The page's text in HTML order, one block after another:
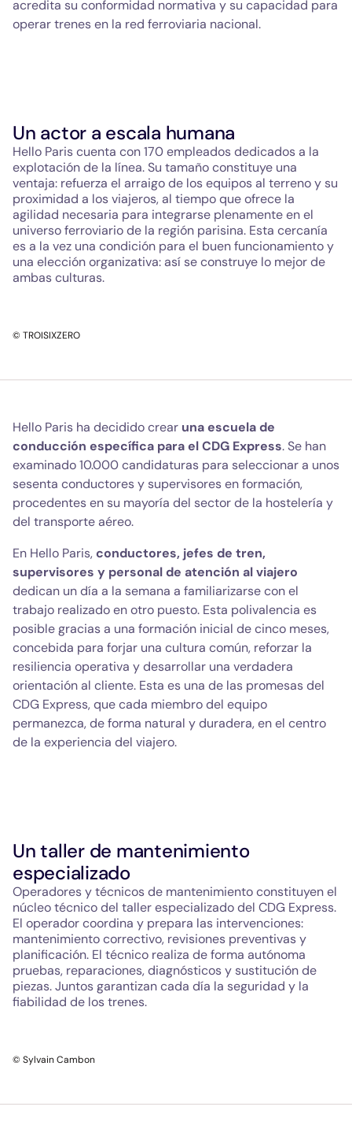
acredita su conformidad normativa y su capacidad para
operar trenes en la red ferroviaria nacional.
Un actor a escala humana
Hello Paris cuenta con 170 empleados dedicados a la
explotación de la línea. Su tamaño constituye una
ventaja: refuerza el arraigo de los equipos al terreno y su
proximidad a los viajeros, al tiempo que ofrece la
agilidad necesaria para integrarse plenamente en el
universo ferroviario de la región parisina. Esta cercanía
es a la vez una condición para el buen funcionamiento y
una elección organizativa: así se construye lo mejor de
ambas culturas.
© TROISIXZERO
Hello Paris ha decidido crear una escuela de
conducción específica para el CDG Express. Se han
examinado 10.000 candidaturas para seleccionar a unos
sesenta conductores y supervisores en formación,
procedentes en su mayoría del sector de la hostelería y
del transporte aéreo.
En Hello Paris,conductores, jefes de tren,
supervisores y personal de atención al viajero
dedican un día a la semana a familiarizarse con el
trabajo realizado en otro puesto. Esta polivalencia es
posible gracias a una formación inicial de cinco meses,
concebida para forjar una cultura común, reforzar la
resiliencia operativa y desarrollar una verdadera
orientación al cliente. Esta es una de las promesas del
CDG Express, que cada miembro del equipo
permanezca, de forma natural y duradera, en el centro
de la experiencia del viajero.
Un taller de mantenimiento
especializado
Operadores y técnicos de mantenimiento constituyen el
núcleo técnico del taller especializado del CDG Express.
El operador coordina y prepara las intervenciones:
mantenimiento correctivo, revisiones preventivas y
planificación. El técnico realiza de forma autónoma
pruebas, reparaciones, diagnósticos y sustitución de
piezas. Juntos garantizan cada día la seguridad y la
fiabilidad de los trenes.
© Sylvain Cambon